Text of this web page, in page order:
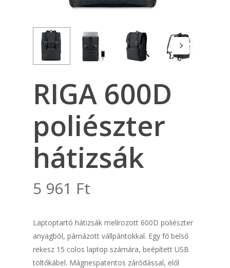
RIGA 600D
poliészter
hátizsák
5 961 Ft
Laptoptartó hátizsák melírozott 600D poliészter
anyagból, párnázott vállpántokkal. Egy fő belső
rekesz 15 colos laptop számára, beépített USB
töltőkábel. Mágnespatentos záródással, elől